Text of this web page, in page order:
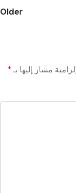
Older
مشار إليها بـ *